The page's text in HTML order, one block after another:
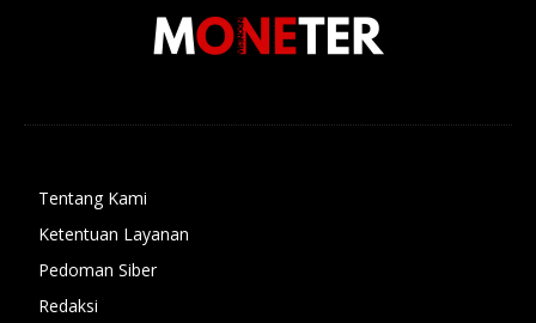
Tentang Kami
Ketentuan Layanan
Pedoman Siber
Redaksi